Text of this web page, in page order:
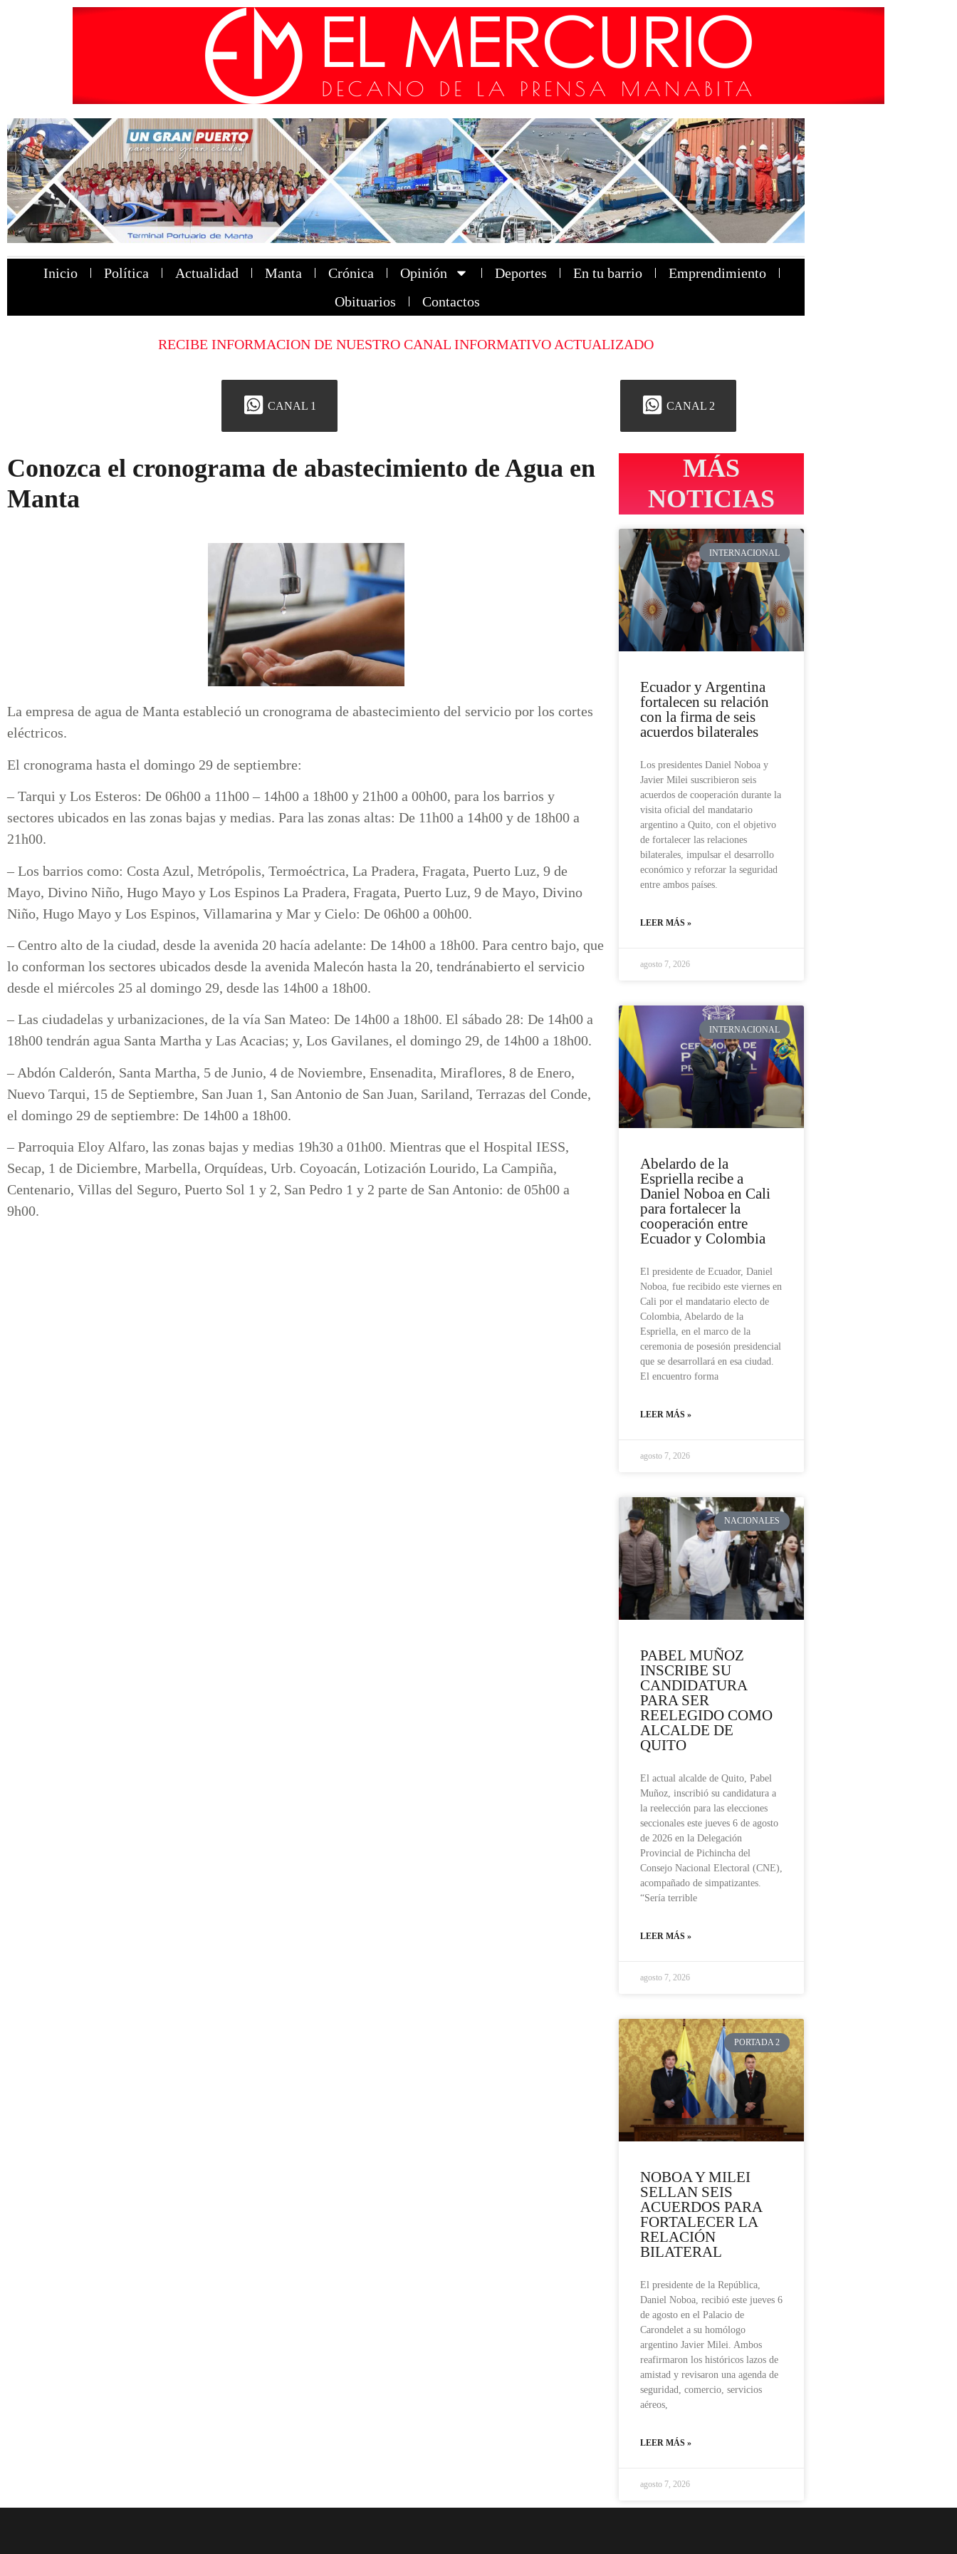
Inicio Política Actualidad Manta Crónica Opinión Deportes En tu barrio
Emprendimiento
Obituarios
Contactos
RECIBE INFORMACION DE NUESTRO CANAL INFORMATIVO ACTUALIZADO
CANAL 1 CANAL 2
Conozca el cronograma de abastecimiento de Agua en
Manta
La empresa de agua de Manta estableció un cronograma de abastecimiento del servicio por los cortes
eléctricos.
El cronograma hasta el domingo 29 de septiembre:
– Tarqui y Los Esteros: De 06h00 a 11h00 – 14h00 a 18h00 y 21h00 a 00h00, para los barrios y
sectores ubicados en las zonas bajas y medias. Para las zonas altas: De 11h00 a 14h00 y de 18h00 a
21h00.
– Los barrios como: Costa Azul, Metrópolis, Termoéctrica, La Pradera, Fragata, Puerto Luz, 9 de
Mayo, Divino Niño, Hugo Mayo y Los Espinos La Pradera, Fragata, Puerto Luz, 9 de Mayo, Divino
Niño, Hugo Mayo y Los Espinos, Villamarina y Mar y Cielo: De 06h00 a 00h00.
– Centro alto de la ciudad, desde la avenida 20 hacía adelante: De 14h00 a 18h00. Para centro bajo, que
lo conforman los sectores ubicados desde la avenida Malecón hasta la 20, tendránabierto el servicio
desde el miércoles 25 al domingo 29, desde las 14h00 a 18h00.
– Las ciudadelas y urbanizaciones, de la vía San Mateo: De 14h00 a 18h00. El sábado 28: De 14h00 a
18h00 tendrán agua Santa Martha y Las Acacias; y, Los Gavilanes, el domingo 29, de 14h00 a 18h00.
– Abdón Calderón, Santa Martha, 5 de Junio, 4 de Noviembre, Ensenadita, Miraflores, 8 de Enero,
Nuevo Tarqui, 15 de Septiembre, San Juan 1, San Antonio de San Juan, Sariland, Terrazas del Conde,
el domingo 29 de septiembre: De 14h00 a 18h00.
– Parroquia Eloy Alfaro, las zonas bajas y medias 19h30 a 01h00. Mientras que el Hospital IESS,
Secap, 1 de Diciembre, Marbella, Orquídeas, Urb. Coyoacán, Lotización Lourido, La Campiña,
Centenario, Villas del Seguro, Puerto Sol 1 y 2, San Pedro 1 y 2 parte de San Antonio: de 05h00 a
9h00.
MÁS
NOTICIAS
INTERNACIONAL
Ecuador y Argentina
fortalecen su relación
con la firma de seis
acuerdos bilaterales
Los presidentes Daniel Noboa y
Javier Milei suscribieron seis
acuerdos de cooperación durante la
visita oficial del mandatario
argentino a Quito, con el objetivo
de fortalecer las relaciones
bilaterales, impulsar el desarrollo
económico y reforzar la seguridad
entre ambos países.
LEER MÁS »
agosto 7, 2026
INTERNACIONAL
Abelardo de la
Espriella recibe a
Daniel Noboa en Cali
para fortalecer la
cooperación entre
Ecuador y Colombia
El presidente de Ecuador, Daniel
Noboa, fue recibido este viernes en
Cali por el mandatario electo de
Colombia, Abelardo de la
Espriella, en el marco de la
ceremonia de posesión presidencial
que se desarrollará en esa ciudad.
El encuentro forma
LEER MÁS »
agosto 7, 2026
NACIONALES
PABEL MUÑOZ
INSCRIBE SU
CANDIDATURA
PARA SER
REELEGIDO COMO
ALCALDE DE
QUITO
El actual alcalde de Quito, Pabel
Muñoz, inscribió su candidatura a
la reelección para las elecciones
seccionales este jueves 6 de agosto
de 2026 en la Delegación
Provincial de Pichincha del
Consejo Nacional Electoral (CNE),
acompañado de simpatizantes.
“Sería terrible
LEER MÁS »
agosto 7, 2026
PORTADA 2
NOBOA Y MILEI
SELLAN SEIS
ACUERDOS PARA
FORTALECER LA
RELACIÓN
BILATERAL
El presidente de la República,
Daniel Noboa, recibió este jueves 6
de agosto en el Palacio de
Carondelet a su homólogo
argentino Javier Milei. Ambos
reafirmaron los históricos lazos de
amistad y revisaron una agenda de
seguridad, comercio, servicios
aéreos,
LEER MÁS »
agosto 7, 2026